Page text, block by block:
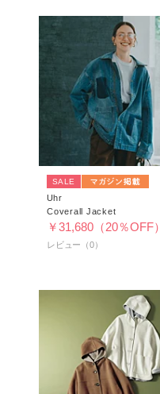
SALE
Uhr
Coverall Jacket
￥31,680（20％OFF）